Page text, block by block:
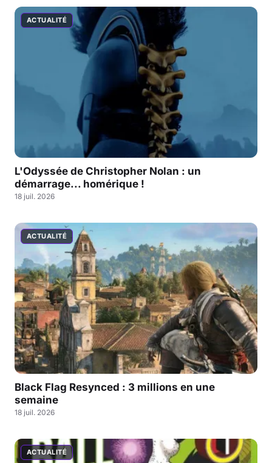
ACTUALITÉ
L'Odyssée de Christopher Nolan : un
démarrage... homérique !
18 juil. 2026
ACTUALITÉ
Black Flag Resynced : 3 millions en une
semaine
18 juil. 2026
ACTUALITÉ